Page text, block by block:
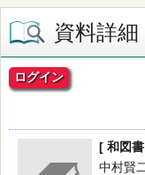
資料詳細
ログイン
[ 和図
中村賢